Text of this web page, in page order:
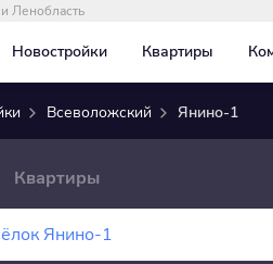
Ленобласть
Новостройки Квартиры
Всеволожский Янино-1
Квартиры